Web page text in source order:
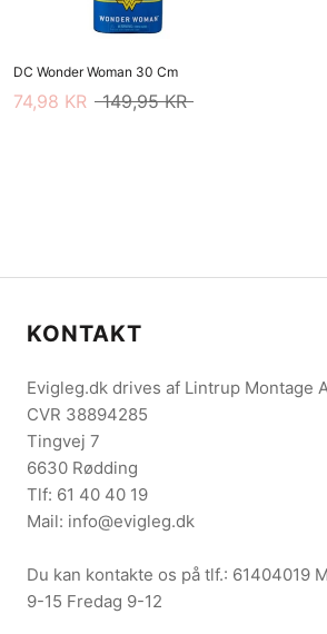
DC Wonder Woman 30 Cm
74,98 KR 149,95 KR
KONTAKT
Evigleg.dk drives af Lintrup Montage
CVR 38894285
Tingvej 7
6630 Rødding
Tlf: 61 40 40 19
Mail: info@evigleg.dk
Du kan kontakte os på tlf.: 61404019
9-15 Fredag 9-12